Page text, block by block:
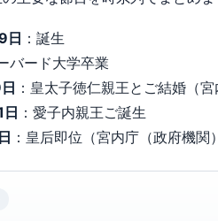
日 ：誕生
バード大学卒業
：皇太子徳仁親王とご結婚（
：愛子内親王ご誕生
：皇后即位（宮内庁（政府機関